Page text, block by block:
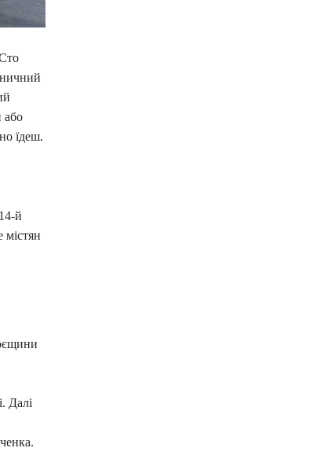
або
їдеш.
й
Далі